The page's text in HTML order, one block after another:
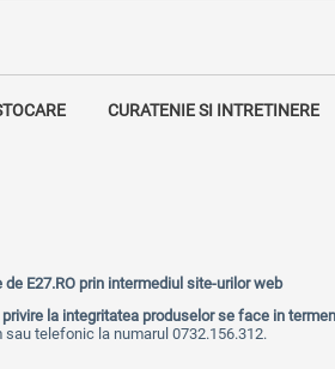
CURATENIE SI INTRETINERE
E27.RO prin intermediul site-urilor web
la integritatea produselor se face in
telefonic la numarul 0732.156.312.